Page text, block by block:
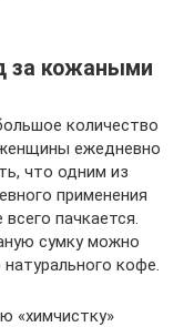
за кожаными
количество
ежедневно
что одним из
применения
пачкается.
сумку можно
кофе.
«химчистку»